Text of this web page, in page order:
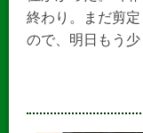
終わり。まだ剪
ので、明日もう